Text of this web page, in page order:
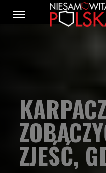
ZJEŚĆ,